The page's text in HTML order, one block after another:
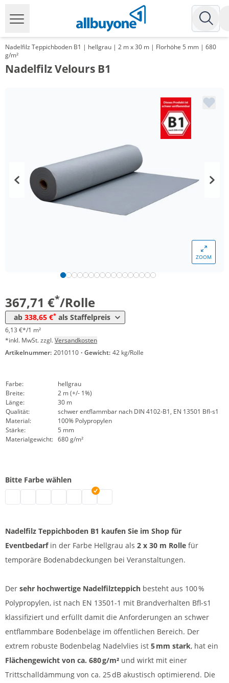
Nadelfilz Teppichboden B1 | hellgrau | 2 m x 30 m | Florhöhe 5 mm | 680
g/m²
Nadelfilz Velours B1
ZOOM
367,71 €*/Rolle
ab 338,65 €* als Staffelpreis
6,13 €*/1 m²
*inkl. MwSt. zzgl.Versandkosten
Artikelnummer: 2010110 · Gewicht: 42 kg/Rolle
Farbe:
hellgrau
Breite:
2 m (+/- 1%)
Länge:
30 m
Qualität:
schwer entflammbar nach DIN 4102-B1, EN 13501 Bfl-s1
Material:
100% Polypropylen
Stärke:
5 mm
Materialgewicht: 680 g/m²
Bitte Farbe wählen
Nadelvlies Teppich | grau
Teppich Nadelfilz | schwarz
Nadelvlies Bodenbelag | blau
Nadelfilzteppich | dunkelblau
Nadelvlies Bodenbelag | rot
Nadelfilz Teppichboden B1 | hellgrau
Nadelfilz Bodenbelag | dunkelgrau
Nadelfilz Teppichboden B1 kaufen Sie im Shop für
Eventbedarfin der Farbe Hellgrau als 2 x 30 m Rolle für
temporäre Bodenabdeckungen bei Veranstaltungen.
Der sehr hochwertige Nadelfilzteppich besteht aus 100 %
Polypropylen, ist nach EN 13501-1 mit Brandverhalten Bfl-s1
klassifiziert und erfüllt damit die Anforderungen an schwer
entflammbare Bodenbeläge im öffentlichen Bereich. Der
extrem robuste Bodenbelag Nadelvlies ist 5 mm stark, hat ein
Flächengewicht von ca. 680 g/m² und wirkt mit einer
Trittschalldämmung von ca. 25 dB akustisch optimierend. Die